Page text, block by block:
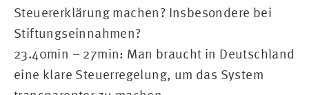
Steuererklärung machen? Insbesondere bei
Stiftungseinnahmen?
23.40min – 27min: Man braucht in Deutschland
eine klare Steuerregelung, um das System